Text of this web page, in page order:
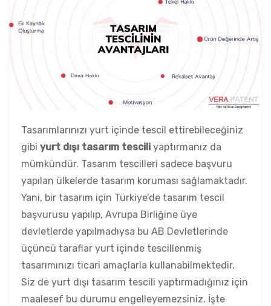
Tasarımlarınızı yurt içinde tescil ettirebileceğiniz
gibi yurt dışı tasarım tescili yaptırmanız da
mümkündür. Tasarım tescilleri sadece başvuru
yapılan ülkelerde tasarım koruması sağlamaktadır.
Yani, bir tasarım için Türkiye’de tasarım tescil
başvurusu yapılıp, Avrupa Birliğine üye
devletlerde yapılmadıysa bu AB Devletlerinde
üçüncü taraflar yurt içinde tescillenmiş
tasarımınızı ticari amaçlarla kullanabilmektedir.
Siz de yurt dışı tasarım tescili yaptırmadığınız için
maalesef bu durumu engelleyemezsiniz. İşte